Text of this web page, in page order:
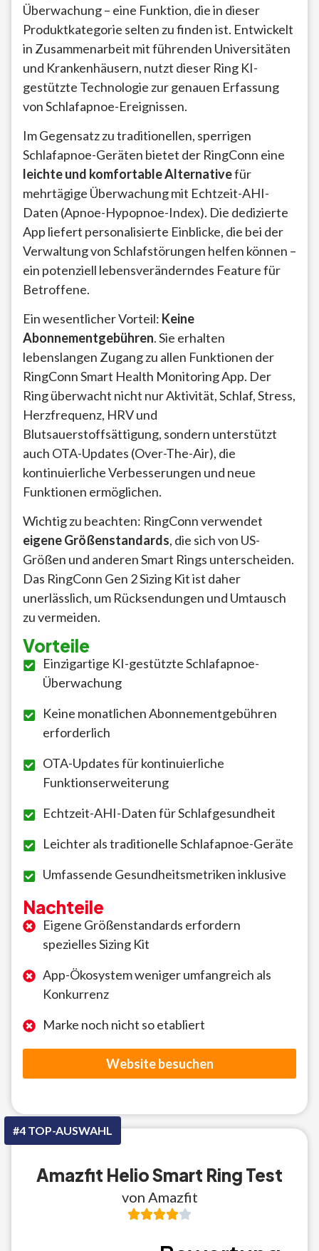
Überwachung – eine Funktion, die in dieser
Produktkategorie selten zu finden ist. Entwickelt
in Zusammenarbeit mit führenden Universitäten
und Krankenhäusern, nutzt dieser Ring KI-
gestützte Technologie zur genauen Erfassung
von Schlafapnoe-Ereignissen.
Im Gegensatz zu traditionellen, sperrigen
Schlafapnoe-Geräten bietet der RingConn eine
leichte und komfortable Alternativefür
mehrtägige Überwachung mit Echtzeit-AHI-
Daten (Apnoe-Hypopnoe-Index). Die dedizierte
App liefert personalisierte Einblicke, die bei der
Verwaltung von Schlafstörungen helfen können –
ein potenziell lebensveränderndes Feature für
Betroffene.
Ein wesentlicher Vorteil: Keine
Abonnementgebühren. Sie erhalten
lebenslangen Zugang zu allen Funktionen der
RingConn Smart Health Monitoring App. Der
Ring überwacht nicht nur Aktivität, Schlaf, Stress,
Herzfrequenz, HRV und
Blutsauerstoffsättigung, sondern unterstützt
auch OTA-Updates (Over-The-Air), die
kontinuierliche Verbesserungen und neue
Funktionen ermöglichen.
Wichtig zu beachten: RingConn verwendet
eigene Größenstandards, die sich von US-
Größen und anderen Smart Rings unterscheiden.
Das RingConn Gen 2 Sizing Kit ist daher
unerlässlich, um Rücksendungen und Umtausch
zu vermeiden.
Vorteile
Einzigartige KI-gestützte Schlafapnoe-
Überwachung
Keine monatlichen Abonnementgebühren
erforderlich
OTA-Updates für kontinuierliche
Funktionserweiterung
Echtzeit-AHI-Daten für Schlafgesundheit
Leichter als traditionelle Schlafapnoe-Geräte
Umfassende Gesundheitsmetriken inklusive
Nachteile
Eigene Größenstandards erfordern
spezielles Sizing Kit
App-Ökosystem weniger umfangreich als
Konkurrenz
Marke noch nicht so etabliert
Website besuchen
#4 TOP-AUSWAHL
Amazfit Helio Smart Ring Test
von Amazfit